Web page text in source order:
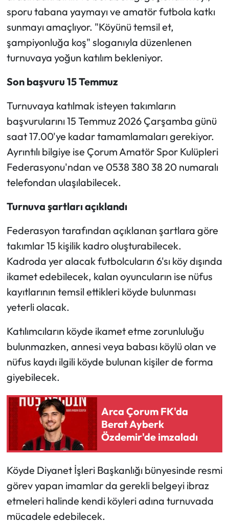
sporu tabana yaymayı ve amatör futbola katkı
sunmayı amaçlıyor. "Köyünü temsil et,
şampiyonluğa koş" sloganıyla düzenlenen
turnuvaya yoğun katılım bekleniyor.
Son başvuru 15 Temmuz
Turnuvaya katılmak isteyen takımların
başvurularını 15 Temmuz 2026 Çarşamba günü
saat 17.00'ye kadar tamamlamaları gerekiyor.
Ayrıntılı bilgiye ise Çorum Amatör Spor Kulüpleri
Federasyonu'ndan ve 0538 380 38 20 numaralı
telefondan ulaşılabilecek.
Turnuva şartları açıklandı
Federasyon tarafından açıklanan şartlara göre
takımlar 15 kişilik kadro oluşturabilecek.
Kadroda yer alacak futbolcuların 6'sı köy dışında
ikamet edebilecek, kalan oyuncuların ise nüfus
kayıtlarının temsil ettikleri köyde bulunması
yeterli olacak.
Katılımcıların köyde ikamet etme zorunluluğu
bulunmazken, annesi veya babası köylü olan ve
nüfus kaydı ilgili köyde bulunan kişiler de forma
giyebilecek.
Arca Çorum FK'da
Berat Ayberk
Özdemir'de imzaladı
Köyde Diyanet İşleri Başkanlığı bünyesinde resmi
görev yapan imamlar da gerekli belgeyi ibraz
etmeleri halinde kendi köyleri adına turnuvada
mücadele edebilecek.
Mecitözü Haberleri
Oğuzlar Haberleri
Ortaköy Haberleri
Osmancık Haberleri
Otomotiv
Resmi İlan
Resmi Reklam
Sağlık
Siyaset
Spor
Sungurlu Haberleri
Uğurludağ Haberleri
Yaşam
Yayla Haber
Yemek Tarifleri
Yerel Haberler